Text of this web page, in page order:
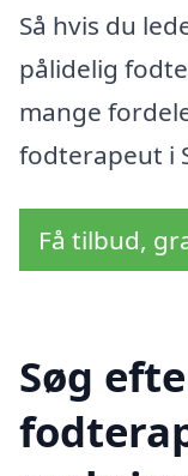
Så hvis du
pålidelig
mange
fodterapeut i
Få tilbud,
Søg